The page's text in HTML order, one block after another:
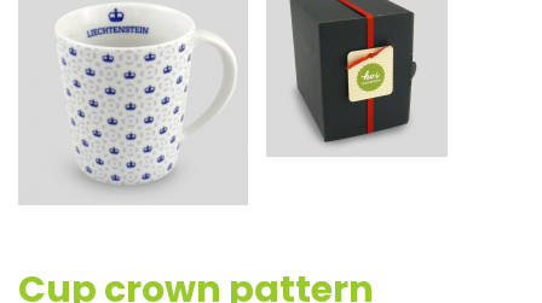
Cup crown pattern